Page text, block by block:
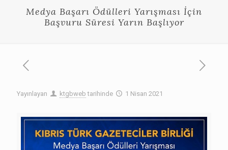
Medya Başarı Ödülleri Yarışması İçin
Başvuru Süresi Yarın Başlıyor
Yayınlayan ktgbweb tarihinde 1 Nisan 2021